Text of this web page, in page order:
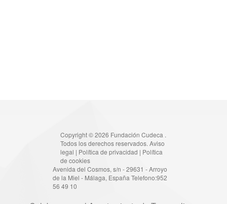
Copyright © 2026 Fundación Cudeca .
Todos los derechos reservados. Aviso
legal | Política de privacidad | Política
de cookies
Avenida del Cosmos, s/n - 29631 - Arroyo
de la Miel - Málaga, España Telefono:952
56 49 10